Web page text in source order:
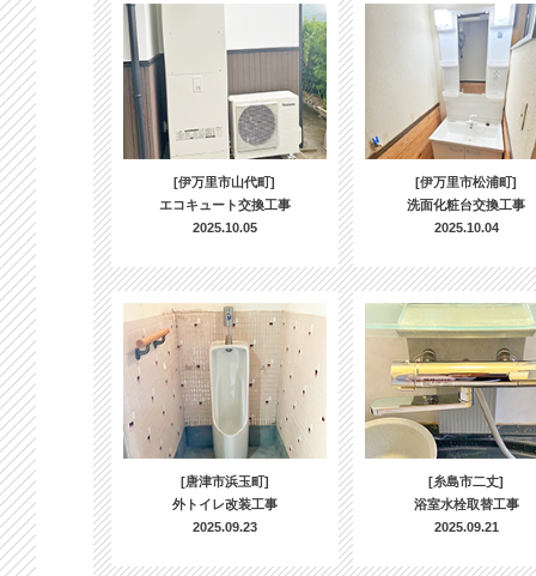
[伊万里市山代町]
エコキュート交換工事
2025.10.05
[伊万里市松浦町]
洗面化粧台交換工事
2025.10.04
[唐津市浜玉町]
外トイレ改装工事
2025.09.23
[糸島市二丈]
浴室水栓取替工事
2025.09.21